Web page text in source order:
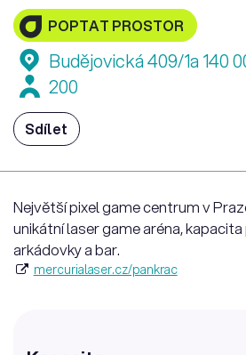
POPTAT PROSTOR
Budějovická 409/1a 140
200
Sdílet
Největší pixel game centrum v
unikátní laser game aréna,
arkádovky a bar.
mercurialaser.cz/pankrac